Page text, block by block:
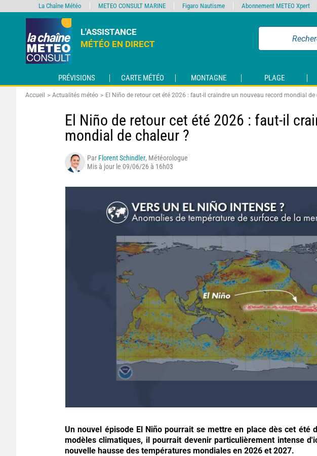
L'ASSISTANCE
MÉTÉO EN DIRECT
PRÉVISIONS CARTE MÉTÉO MONTAGNE PLAGE
Accueil Actualités météo El Niño de retour cet été 2026 : faut-il craindre un nouveau record mondial de
El Niño de retour cet été 2026 : faut-il
mondial de chaleur ?
Par Florent Schindler, Météorologue
Mis à jour le 09/06/26 à 16h03
Un nouvel épisode El Niño pourrait se mettre en place dès cet été
modèles climatiques, il pourrait devenir particulièrement intense
nouvelle hausse des températures mondiales en 2026 et 2027.
La Chaîne Météo METEO CONSULT MARINE Figaro Nautisme Abonnement METEO Xpert